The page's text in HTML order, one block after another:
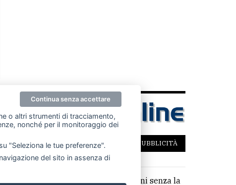
SCRIVICI PER LA TUA PUBBLICITÀ
parziale di testi, articoli e immagini senza la
o altri strumenti di tracciamento,
nonché per il monitoraggio dei
"Seleziona le tue preferenze".
del sito in assenza di
Continua senza accettare